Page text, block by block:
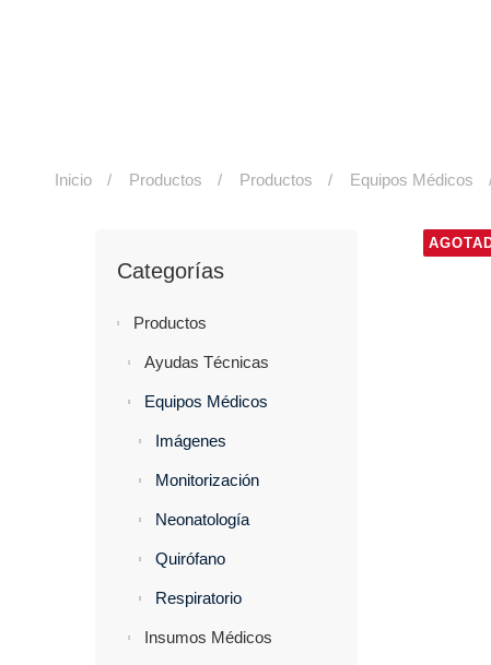
Inicio Productos Productos Equipos Médicos
Categorías
Productos
Ayudas Técnicas
Equipos Médicos
Imágenes
Monitorización
Neonatología
Quirófano
Respiratorio
Insumos Médicos